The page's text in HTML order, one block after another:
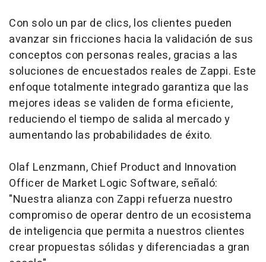
Con solo un par de clics, los clientes pueden
avanzar sin fricciones hacia la validación de sus
conceptos con personas reales, gracias a las
soluciones de encuestados reales de Zappi. Este
enfoque totalmente integrado garantiza que las
mejores ideas se validen de forma eficiente,
reduciendo el tiempo de salida al mercado y
aumentando las probabilidades de éxito.
Olaf Lenzmann, Chief Product and Innovation
Officer de Market Logic Software, señaló:
"Nuestra alianza con Zappi refuerza nuestro
compromiso de operar dentro de un ecosistema
de inteligencia que permita a nuestros clientes
crear propuestas sólidas y diferenciadas a gran